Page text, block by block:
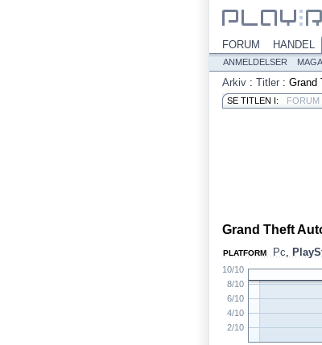
FORUM HANDEL
ANMELDELSER
Arkiv : Titler : Grand
SE TITLEN I: FORUM
Grand Theft
PLATFORM Pc,
2/10
4/10
6/10
8/10
10/10